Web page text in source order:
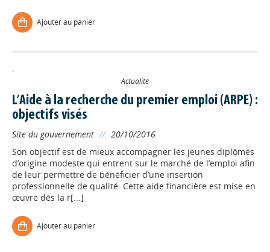
Ajouter au panier
Actualité
L’Aide à la recherche du premier emploi (ARPE) :
objectifs visés
Site du gouvernement // 20/10/2016
Son objectif est de mieux accompagner les jeunes diplômés
d’origine modeste qui entrent sur le marché de l’emploi afin
de leur permettre de bénéficier d’une insertion
professionnelle de qualité. Cette aide financière est mise en
œuvre dès la r[...]
Ajouter au panier